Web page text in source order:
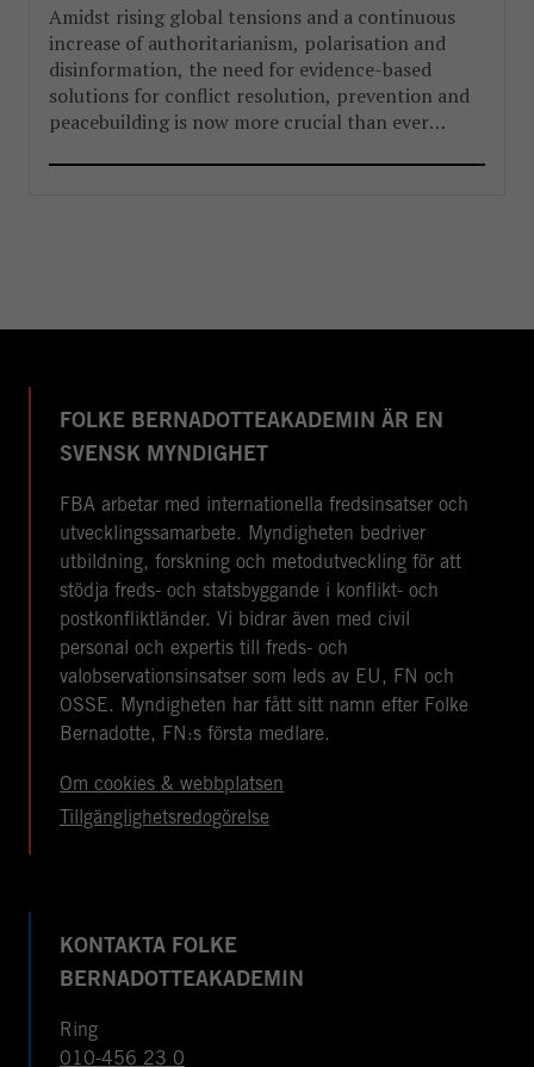
Amidst rising global tensions and a continuous
increase of authoritarianism, polarisation and
disinformation, the need for evidence-based
solutions for conflict resolution, prevention and
peacebuilding is now more crucial than ever
FOLKE BERNADOTTEAKADEMIN ÄR EN
SVENSK MYNDIGHET
FBA arbetar med internationella fredsinsatser och
utvecklingssamarbete. Myndigheten bedriver
utbildning, forskning och metodutveckling för att
stödja freds- och statsbyggande i konflikt- och
postkonfliktländer. Vi bidrar även med civil
personal och expertis till freds- och
valobservationsinsatser som leds av EU, FN och
OSSE. Myndigheten har fått sitt namn efter Folke
Bernadotte, FN:s första medlare.
Om cookies & webbplatsen
Tillgänglighetsredogörelse
KONTAKTA FOLKE
BERNADOTTEAKADEMIN
Ring
010-456 23 0